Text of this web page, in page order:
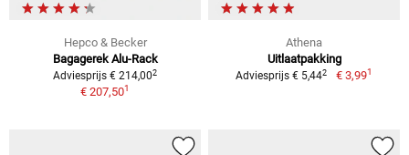
Hepco & Becker
Bagagerek Alu-Rack
Adviesprijs € 214,002
€ 207,501
Athena
Uitlaatpakking
Adviesprijs € 5,442 € 3,991